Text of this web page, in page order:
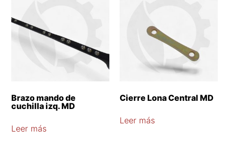
Brazo mando de
cuchilla izq. MD
Leer más
Cierre Lona Central MD
Leer más